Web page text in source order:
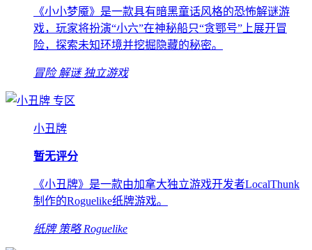
《小小梦魇》是一款具有暗黑童话风格的恐怖解谜游
戏，玩家将扮演“小六”在神秘船只“贪鄂号”上展开冒
险，探索未知环境并挖掘隐藏的秘密。
冒险 解谜 独立游戏
专区
小丑牌
暂无评分
《小丑牌》是一款由加拿大独立游戏开发者LocalThunk
制作的Roguelike纸牌游戏。
纸牌 策略 Roguelike